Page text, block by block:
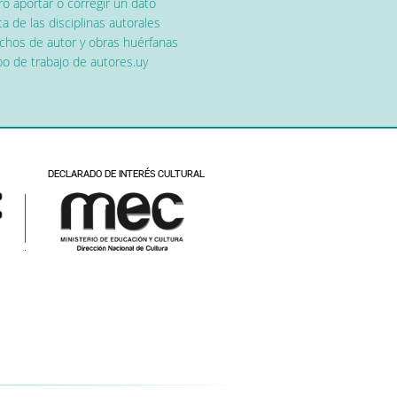
de las disciplinas autorales
de autor y obras huérfanas
de trabajo de autores.uy